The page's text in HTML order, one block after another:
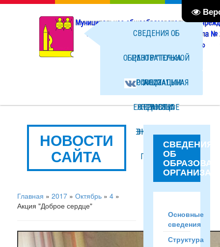
СВЕДЕНИЯ ОБ
ОБРАЗОВАТЕЛЬНОЙ
ОРГАНИЗАЦИИ
НОВОСТИ
ФАЙЛЫ
ЦЕНТР "ТОЧКА
РОСТА"
ЕЖЕДНЕВНОЕ
МЕНЮ ГОРЯЧЕГО
ПИТАНИЯ
ОФИЦИАЛЬНАЯ
СТРАНИЦА
ВКОНТАКТЕ
НОВОСТИ
САЙТА
Главная » 2017 » Октябрь » 4 »
Акция "Доброе сердце"
СВЕДЕНИЯ
ОБ
Основные
сведения
Структура